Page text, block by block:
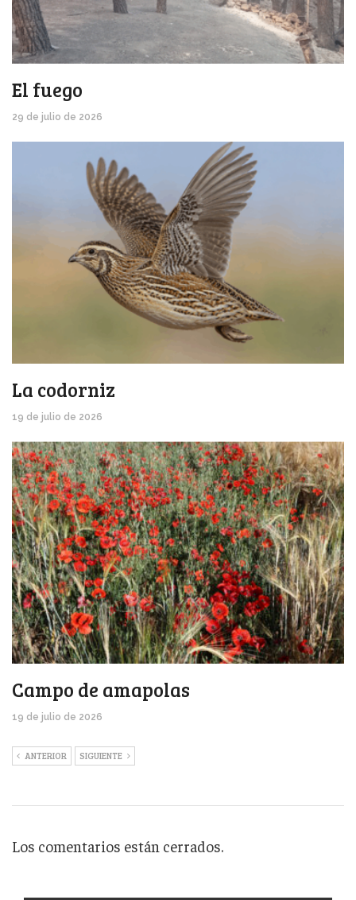
El fuego
29 de julio de 2026
La codorniz
19 de julio de 2026
Campo de amapolas
19 de julio de 2026
ANTERIOR SIGUIENTE
Los comentarios están cerrados.